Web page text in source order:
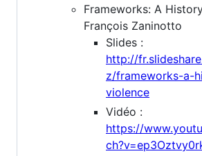
Frameworks: A
François Zaninotto
Slides :
http://
z/frameworks-a-
violence
Vidéo :
https://